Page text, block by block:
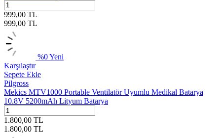
999,00 TL
999,00 TL
%0Yeni
Karşılaştır
Sepete Ekle
Pilgross
Mekics MTV1000 Portable Ventilatör Uyumlu Medikal Batarya
10.8V 5200mAh Lityum Batarya
1.800,00 TL
1.800,00 TL